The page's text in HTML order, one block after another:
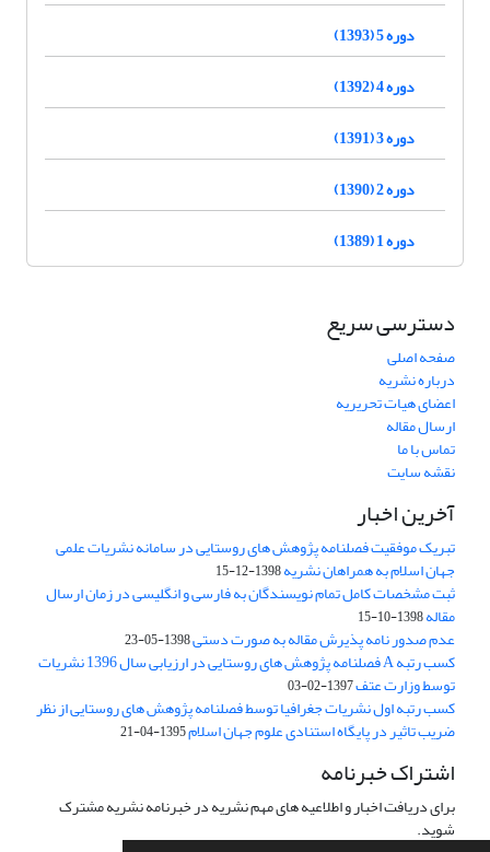
دوره 5 (1393)
دوره 4 (1392)
دوره 3 (1391)
دوره 2 (1390)
دوره 1 (1389)
دسترسی سریع
صفحه اصلی
درباره نشریه
اعضای هیات تحریریه
ارسال مقاله
تماس با ما
نقشه سایت
آخرین اخبار
تبریک موفقیت فصلنامه پژوهش های روستایی در سامانه نشریات علمی
جهان اسلام به همراهان نشریه1398-12-15
ثبت مشخصات کامل تمام نویسندگان به فارسی و انگلیسی در زمان ارسال
مقاله1398-10-15
عدم صدور نامه پذیرش مقاله به صورت دستی1398-05-23
کسب رتبه A فصلنامه پژوهش های روستایی در ارزیابی سال 1396 نشریات
توسط وزارت عتف1397-02-03
کسب رتبه اول نشریات جغرافیا توسط فصلنامه پژوهش های روستایی از نظر
ضریب تاثیر در پایگاه استنادی علوم جهان اسلام1395-04-21
اشتراک خبرنامه
برای دریافت اخبار و اطلاعیه های مهم نشریه در خبرنامه نشریه مشترک
شوید.